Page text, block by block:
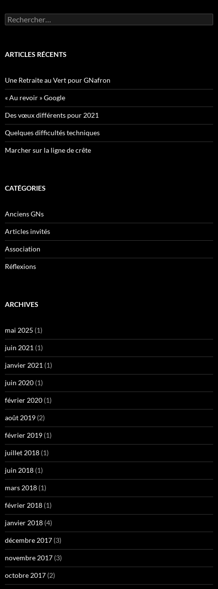
Rechercher :
ARTICLES RÉCENTS
Une Retraite au Vert pour GNafron
« Au revoir » Google
Des vœux différents pour 2021
Quelques difficultés techniques
Marcher sur la ligne de crête
CATÉGORIES
Anciens GNs
Articles invités
Association
Réflexions
ARCHIVES
mai 2025 (1)
juin 2021 (1)
janvier 2021 (1)
juin 2020 (1)
février 2020 (1)
août 2019 (2)
février 2019 (1)
juillet 2018 (1)
juin 2018 (1)
mars 2018 (1)
février 2018 (1)
janvier 2018 (4)
décembre 2017 (3)
novembre 2017 (3)
octobre 2017 (2)